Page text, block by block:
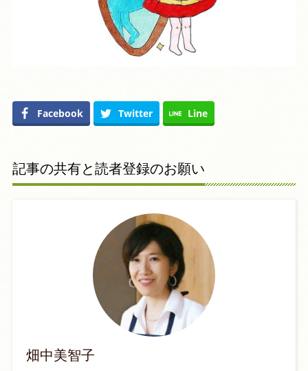
Facebook Twitter Line
記事の共有と読者登録のお願い
畑中美智子